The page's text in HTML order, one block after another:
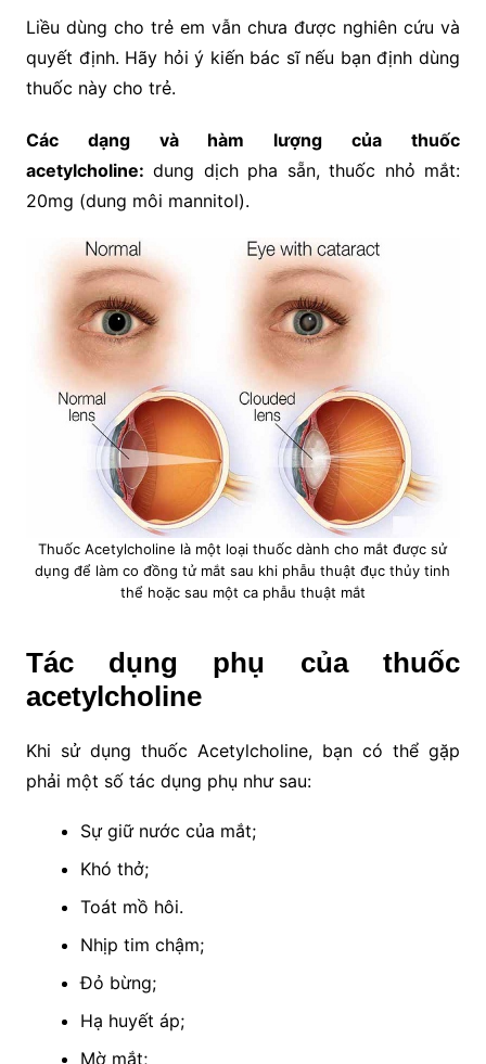
Liều dùng cho trẻ em vẫn chưa được nghiên cứu và
quyết định. Hãy hỏi ý kiến bác sĩ nếu bạn định dùng
thuốc này cho trẻ.
Các dạng và hàm lượng của thuốc
acetylcholine: dung dịch pha sẵn, thuốc nhỏ mắt:
20mg (dung môi mannitol).
Thuốc Acetylcholine là một loại thuốc dành cho mắt được sử
dụng để làm co đồng tử mắt sau khi phẫu thuật đục thủy tinh
thể hoặc sau một ca phẫu thuật mắt
Tác dụng phụ của thuốc
acetylcholine
Khi sử dụng thuốc Acetylcholine, bạn có thể gặp
phải một số tác dụng phụ như sau:
Sự giữ nước của mắt;
Khó thở;
Toát mồ hôi.
Nhịp tim chậm;
Đỏ bừng;
Hạ huyết áp;
Mờ mắt;